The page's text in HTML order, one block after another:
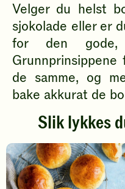
Velger du helst
sjokolade eller er
for den gode,
de samme, og
bake akkurat de
Slik lykkes